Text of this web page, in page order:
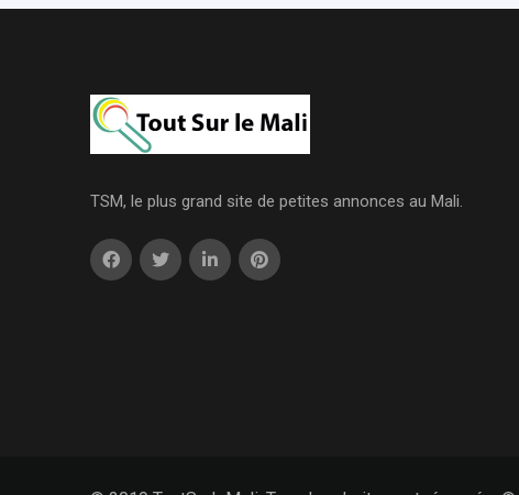
TSM, le plus grand site de petites annonces au Mali.